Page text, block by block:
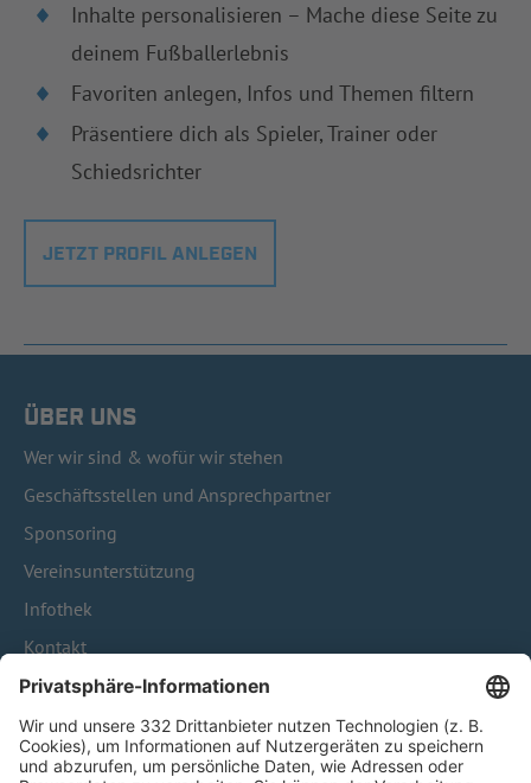
Inhalte personalisieren – Mache diese Seite zu
deinem Fußballerlebnis
Favoriten anlegen, Infos und Themen filtern
Präsentiere dich als Spieler, Trainer oder
Schiedsrichter
JETZT PROFIL ANLEGEN
ÜBER UNS
Wer wir sind & wofür wir stehen
Geschäftsstellen und Ansprechpartner
Sponsoring
Vereinsunterstützung
Infothek
Kontakt
HÄUFIG BESUCHTE SEITEN
Pässe und Vereinswechsel